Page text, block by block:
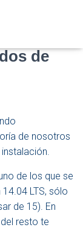
V
A
I
de
de nosotros
de los que se
LTS, sólo
de 15). En
resto te